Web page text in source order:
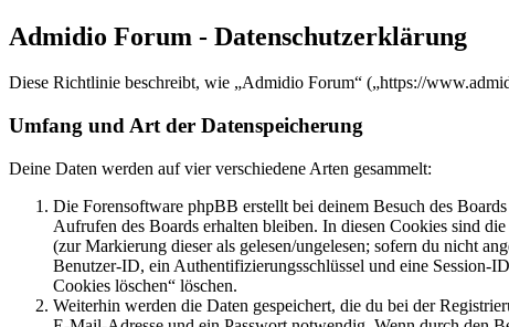
Admidio Forum - Datenschutzerklärung
Diese Richtlinie beschreibt, wie „Admidio Forum“ („https://
Umfang und Art der Datenspeicherung
Deine Daten werden auf vier verschiedene Arten gesammelt:
Die Forensoftware phpBB erstellt bei deinem Besuch des
Aufrufen des Boards erhalten bleiben. In diesen Cookies sind
(zur Markierung dieser als gelesen/ungelesen; sofern du nicht
Benutzer-ID, ein Authentifizierungsschlüssel und eine Session-
Cookies löschen“ löschen.
Weiterhin werden die Daten gespeichert, die du bei der